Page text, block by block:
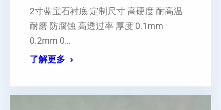
2寸蓝宝石衬底 定制尺寸 高硬度 耐高温
耐磨 防腐蚀 高透过率 厚度 0.1mm
0.2mm 0…
了解更多